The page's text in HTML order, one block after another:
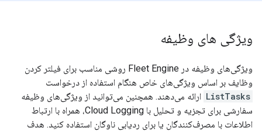
ویژگی های وظیفه
ویژگی‌های وظیفه در Fleet Engine روشی مناسب برای فیلتر کردن
وظایف بر اساس ویژگی‌های خاص هنگام استفاده از درخواست
ListTasks ارائه می‌دهند. همچنین می‌توانید از ویژگی‌های وظیفه
سفارشی برای تجزیه و تحلیل با Cloud Logging، همراه با ارتباط
اطلاعات با مصرف‌کنندگان یا برای ردیابی ناوگان استفاده کنید. هدف